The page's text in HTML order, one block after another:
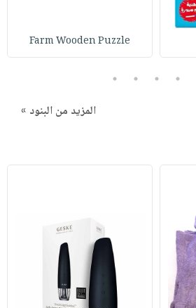
Farm Wooden Puzzle
2
3
4
5
المزيد من البنود »